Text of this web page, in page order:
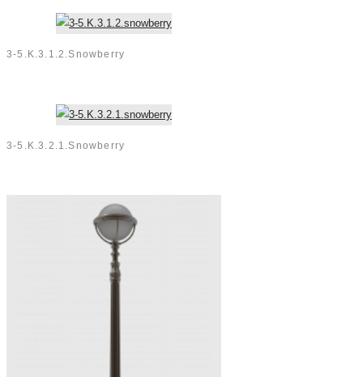
3-5.K.3.1.2.snowberry
3-5.K.3.2.1.snowberry